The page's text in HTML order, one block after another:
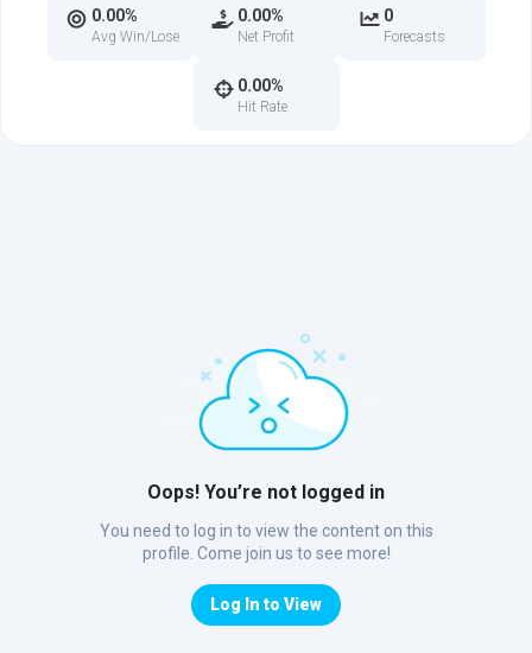
Oops! You’re not logged in
You need to log in to view the content on this
profile. Come join us to see more!
Log In to View
0.00%
Avg Win/Lose
0.00%
Net Profit
0
Forecasts
0.00%
Hit Rate